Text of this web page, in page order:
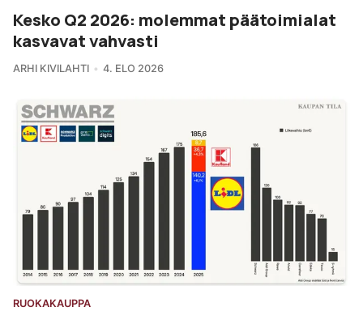
Kesko Q2 2026: molemmat päätoimialat
kasvavat vahvasti
ARHI KIVILAHTI 4. ELO 2026
RUOKAKAUPPA